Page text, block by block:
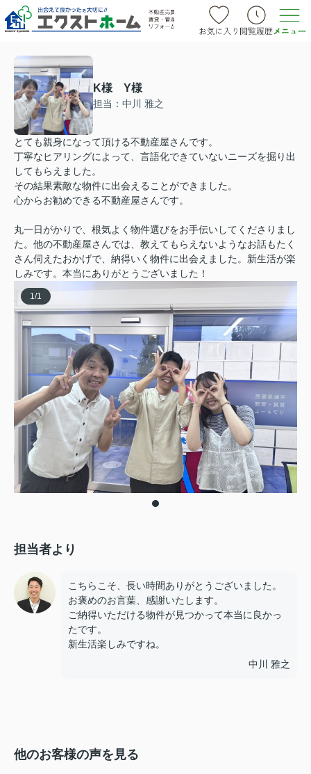
K様 Y様
担当：中川 雅之
とても親身になって頂ける不動産屋さんです。
丁寧なヒアリングによって、言語化できていないニーズを掘り出
してもらえました。
その結果素敵な物件に出会えることができました。
心からお勧めできる不動産屋さんです。
丸一日がかりで、根気よく物件選びをお手伝いしてくださりまし
た。他の不動産屋さんでは、教えてもらえないようなお話もたく
さん伺えたおかげで、納得いく物件に出会えました。新生活が楽
しみです。本当にありがとうございました！
1 /1
担当者より
こちらこそ、長い時間ありがとうございました。
お褒めのお言葉、感謝いたします。
ご納得いただける物件が見つかって本当に良かっ
たです。
新生活楽しみですね。
中川 雅之
他のお客様の声を見る